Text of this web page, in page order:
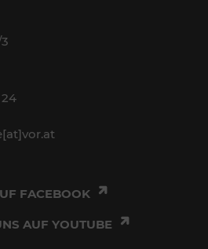
FACEBOOK
AUF YOUTUBE